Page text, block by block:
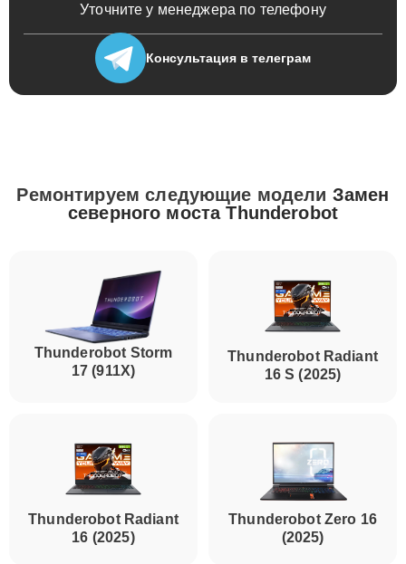
Уточните у менеджера по телефону
Консультация в телеграм
Ремонтируем следующие модели Замен
северного моста Thunderobot
Thunderobot Storm
17 (911X)
Thunderobot Radiant
16 S (2025)
Thunderobot Radiant
16 (2025)
Thunderobot Zero 16
(2025)